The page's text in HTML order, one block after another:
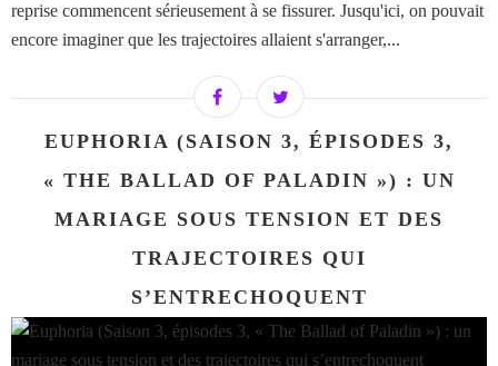
reprise commencent sérieusement à se fissurer. Jusqu'ici, on pouvait
encore imaginer que les trajectoires allaient s'arranger,...
EUPHORIA (SAISON 3, ÉPISODES 3,
« THE BALLAD OF PALADIN ») : UN
MARIAGE SOUS TENSION ET DES
TRAJECTOIRES QUI
S’ENTRECHOQUENT